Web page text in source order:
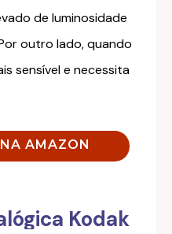
de luminosidade
outro lado, quando
sensível e necessita
AMAZON
Kodak